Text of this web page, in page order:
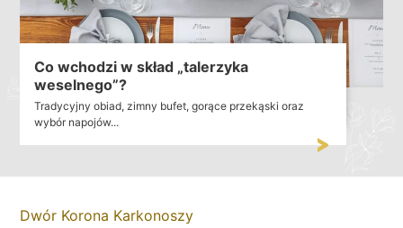
Co wchodzi w skład „talerzyka
weselnego”?
Tradycyjny obiad, zimny bufet, gorące przekąski oraz
wybór napojów...
Dwór Korona Karkonoszy